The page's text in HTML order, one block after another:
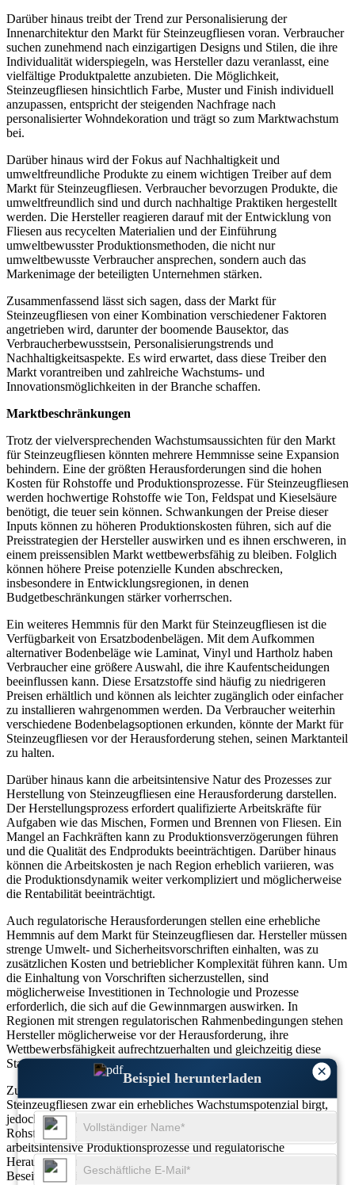
×
Beispiel herunterladen
Darüber hinaus treibt der Trend zur Personalisierung der
Innenarchitektur den Markt für Steinzeugfliesen voran. Verbraucher
suchen zunehmend nach einzigartigen Designs und Stilen, die ihre
Individualität widerspiegeln, was Hersteller dazu veranlasst, eine
vielfältige Produktpalette anzubieten. Die Möglichkeit,
Steinzeugfliesen hinsichtlich Farbe, Muster und Finish individuell
anzupassen, entspricht der steigenden Nachfrage nach
personalisierter Wohndekoration und trägt so zum Marktwachstum
bei.
Darüber hinaus wird der Fokus auf Nachhaltigkeit und
umweltfreundliche Produkte zu einem wichtigen Treiber auf dem
Markt für Steinzeugfliesen. Verbraucher bevorzugen Produkte, die
umweltfreundlich sind und durch nachhaltige Praktiken hergestellt
werden. Die Hersteller reagieren darauf mit der Entwicklung von
Fliesen aus recycelten Materialien und der Einführung
umweltbewusster Produktionsmethoden, die nicht nur
umweltbewusste Verbraucher ansprechen, sondern auch das
Markenimage der beteiligten Unternehmen stärken.
Zusammenfassend lässt sich sagen, dass der Markt für
Steinzeugfliesen von einer Kombination verschiedener Faktoren
angetrieben wird, darunter der boomende Bausektor, das
Verbraucherbewusstsein, Personalisierungstrends und
Nachhaltigkeitsaspekte. Es wird erwartet, dass diese Treiber den
Markt vorantreiben und zahlreiche Wachstums- und
Innovationsmöglichkeiten in der Branche schaffen.
Marktbeschränkungen
Trotz der vielversprechenden Wachstumsaussichten für den Markt
für Steinzeugfliesen könnten mehrere Hemmnisse seine Expansion
behindern. Eine der größten Herausforderungen sind die hohen
Kosten für Rohstoffe und Produktionsprozesse. Für Steinzeugfliesen
werden hochwertige Rohstoffe wie Ton, Feldspat und Kieselsäure
benötigt, die teuer sein können. Schwankungen der Preise dieser
Inputs können zu höheren Produktionskosten führen, sich auf die
Preisstrategien der Hersteller auswirken und es ihnen erschweren, in
einem preissensiblen Markt wettbewerbsfähig zu bleiben. Folglich
können höhere Preise potenzielle Kunden abschrecken,
insbesondere in Entwicklungsregionen, in denen
Budgetbeschränkungen stärker vorherrschen.
Ein weiteres Hemmnis für den Markt für Steinzeugfliesen ist die
Verfügbarkeit von Ersatzbodenbelägen. Mit dem Aufkommen
alternativer Bodenbeläge wie Laminat, Vinyl und Hartholz haben
Verbraucher eine größere Auswahl, die ihre Kaufentscheidungen
beeinflussen kann. Diese Ersatzstoffe sind häufig zu niedrigeren
Preisen erhältlich und können als leichter zugänglich oder einfacher
zu installieren wahrgenommen werden. Da Verbraucher weiterhin
verschiedene Bodenbelagsoptionen erkunden, könnte der Markt für
Steinzeugfliesen vor der Herausforderung stehen, seinen Marktanteil
zu halten.
Darüber hinaus kann die arbeitsintensive Natur des Prozesses zur
Herstellung von Steinzeugfliesen eine Herausforderung darstellen.
Der Herstellungsprozess erfordert qualifizierte Arbeitskräfte für
Aufgaben wie das Mischen, Formen und Brennen von Fliesen. Ein
Mangel an Fachkräften kann zu Produktionsverzögerungen führen
und die Qualität des Endprodukts beeinträchtigen. Darüber hinaus
können die Arbeitskosten je nach Region erheblich variieren, was
die Produktionsdynamik weiter verkompliziert und möglicherweise
die Rentabilität beeinträchtigt.
Auch regulatorische Herausforderungen stellen eine erhebliche
Hemmnis auf dem Markt für Steinzeugfliesen dar. Hersteller müssen
strenge Umwelt- und Sicherheitsvorschriften einhalten, was zu
zusätzlichen Kosten und betrieblicher Komplexität führen kann. Um
die Einhaltung von Vorschriften sicherzustellen, sind
möglicherweise Investitionen in Technologie und Prozesse
erforderlich, die sich auf die Gewinnmargen auswirken. In
Regionen mit strengen regulatorischen Rahmenbedingungen stehen
Hersteller möglicherweise vor der Herausforderung, ihre
Wettbewerbsfähigkeit aufrechtzuerhalten und gleichzeitig diese
Standards einzuhalten.
Zusammenfassend lässt sich sagen, dass der Markt für
Steinzeugfliesen zwar ein erhebliches Wachstumspotenzial birgt,
jedoch nicht frei von Einschränkungen ist. Die hohen
Rohstoffkosten, die Verfügbarkeit von Ersatzbodenbelägen,
arbeitsintensive Produktionsprozesse und regulatorische
Herausforderungen können die Marktexpansion behindern. Die
Beseitigung dieser Beschränkungen wird für Hersteller und